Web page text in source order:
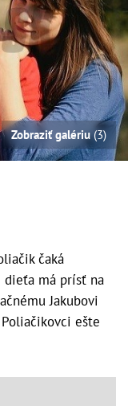
Zobraziť galériu(3)
čaká
dieťa má prísť na
Jakubovi
ešte